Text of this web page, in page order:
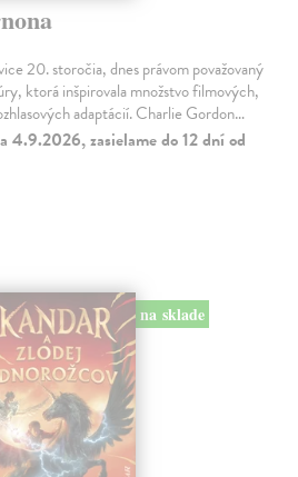
20. storočia, dnes právom považovaný
ktorá inšpirovala množstvo filmových,
adaptácií. Charlie Gordon…
4.9.2026, zasielame do 12 dní od
na sklade